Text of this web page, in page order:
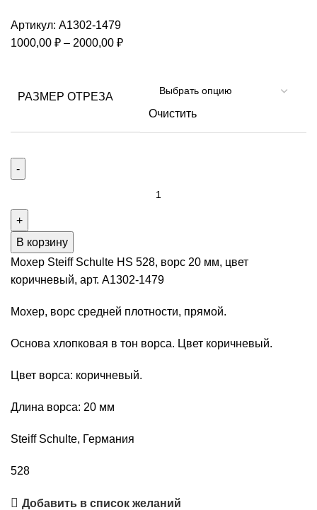
Артикул: А1302-1479
1000,00 ₽ – 2000,00 ₽Диапазон
2000,00 ₽
РАЗМЕР ОТРЕЗА
Очистить
Мохер
Steiff
Schulte
HS
ворс
мм,
коричневый,
арт.
1479
В корзину
Мохер Steiff Schulte HS 528, ворс 20 мм, цвет
коричневый, арт. А1302-1479
Мохер, ворс средней плотности, прямой.
Основа хлопковая в тон ворса. Цвет коричневый.
Цвет ворса: коричневый.
Длина ворса: 20 мм
Steiff Schulte, Германия
528
Добавить в список желаний